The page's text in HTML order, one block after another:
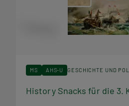
MS AHS-U GESCHICHTE UND
History Snacks für die 3.